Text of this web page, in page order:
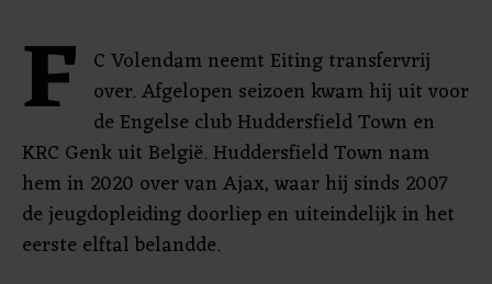
F C Volendam neemt Eiting transfervrij
over. Afgelopen seizoen kwam hij uit voor
de Engelse club Huddersfield Town en
KRC Genk uit België. Huddersfield Town nam
hem in 2020 over van Ajax, waar hij sinds 2007
de jeugdopleiding doorliep en uiteindelijk in het
eerste elftal belandde.